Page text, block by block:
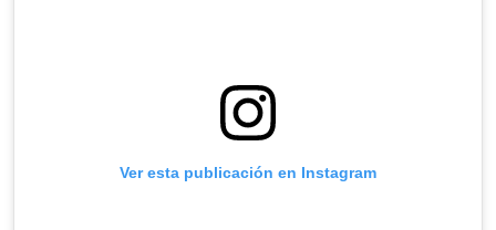
Ver esta publicación en Instagram